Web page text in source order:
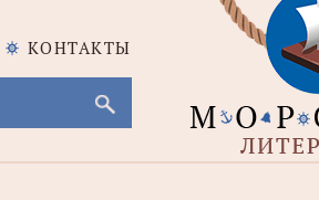
КОНТАКТЫ